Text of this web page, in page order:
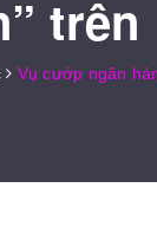
trên
Vụ cướp ngân